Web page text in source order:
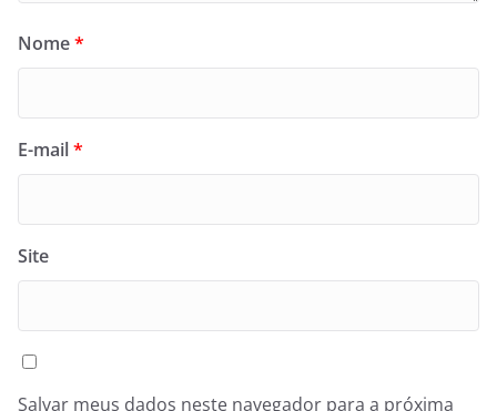
Nome*
E-mail*
Site
Salvar meus dados neste navegador para a próxima